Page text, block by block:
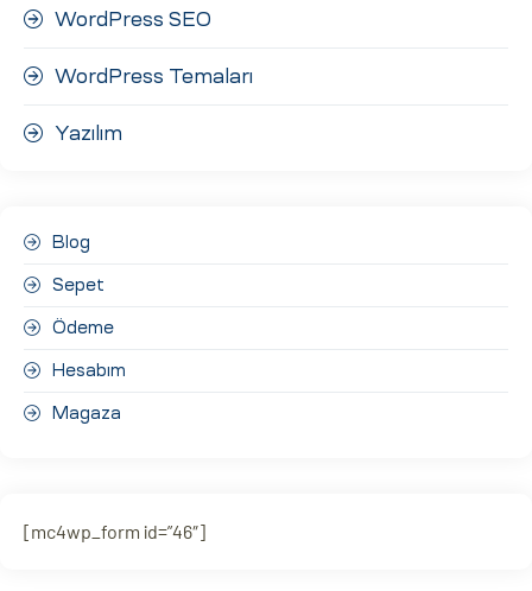
WordPress SEO
WordPress Temaları
Yazılım
Blog
Sepet
Ödeme
Hesabım
Magaza
[mc4wp_form id=”46″]